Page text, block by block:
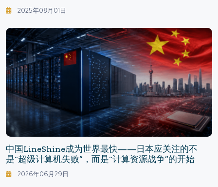
碍」言论
2025年08月01日
中国LineShine成为世界最快——日本应关注的不
是“超级计算机失败”，而是“计算资源战争”的开始
2026年06月29日